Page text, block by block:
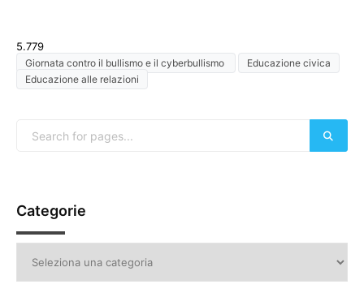
5.779
Giornata contro il bullismo e il cyberbullismo
Educazione civica
Educazione alle relazioni
Categorie